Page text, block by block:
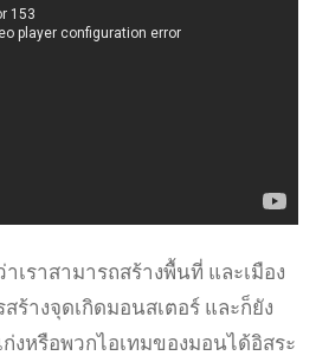
เราสามารถสร้างพื้นที่ และเมือง
ร้างจุดเกิดมอนสเตอร์ และก็ยัง
งหรือพวกไอเทมของมอนได้อิสระ